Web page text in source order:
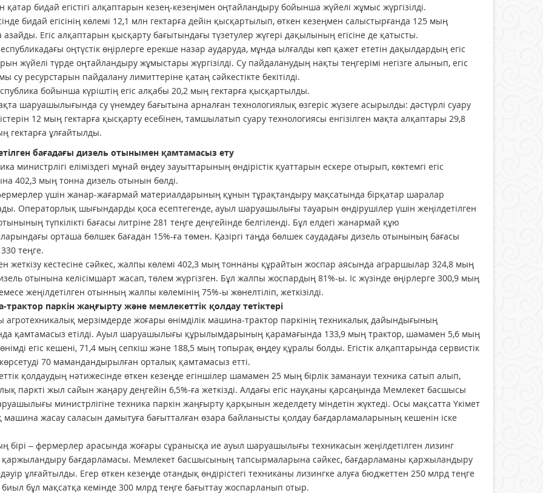
қатар бидай егістігі алқаптарын кезең-кезеңімен оңтайландыру бойынша жүйелі жұмыс жүргізілді.
бидай егісінің көлемі 12,1 млн гектарға дейін қысқартылып, өткен кезеңмен салыстырғанда 125 мың
азайды. Егіс алқаптарын қысқарту бағытындағы түзетулер жүгері дақылының егісіне де қатысты.
оңтүстік өңірлерге ерекше назар аударуда, мұнда ылғалды көп қажет ететін дақылдардың егіс
жүйелі түрде оңтайландыру жұмыстары жүргізілді. Су пайдаланудың нақты теңгерімі негізге алынып, егіс
су ресурстарын пайдалану лимиттеріне қатаң сәйкестікте бекітілді.
бойынша күріштің егіс алқабы 20,2 мың гектарға қысқартылды.
шаруашылығында су үнемдеу бағытына арналған технологиялық өзгеріс жүзеге асырылды: дәстүрлі суару
12 мың гектарға қысқарту есебінен, тамшылатып суару технологиясы енгізілген мақта алқаптары 29,8
гектарға ұлғайтылды.
бағадағы дизель отынымен қамтамасыз ету
министрлігі еліміздегі мұнай өңдеу зауыттарының өндірістік қуаттарын ескере отырып, көктемгі егіс
402,3 мың тонна дизель отынын бөлді.
үшін жанар-жағармай материалдарының құнын тұрақтандыру мақсатында бірқатар шаралар
Операторлық шығындарды қоса есептегенде, ауыл шаруашылығы тауарын өндірушілер үшін жеңілдетілген
түпкілікті бағасы литріне 281 теңге деңгейінде белгіленді. Бұл елдегі жанармай құю
орташа бөлшек бағадан 15%-ға төмен. Қазіргі таңда бөлшек саудадағы дизель отынының бағасы
теңге.
жеткізу кестесіне сәйкес, жалпы көлемі 402,3 мың тоннаны құрайтын жоспар аясында аграршылар 324,8 мың
отынына келісімшарт жасап, төлем жүргізген. Бұл жалпы жоспардың 81%-ы. Іс жүзінде өңірлерге 300,9 мың
жеңілдетілген отынның жалпы көлемінің 75%-ы жөнелтіліп, жеткізілді.
паркін жаңғырту және мемлекеттік қолдау тетіктері
агротехникалық мерзімдерде жоғары өнімділік машина-трактор паркінің техникалық дайындығының
қамтамасыз етілді. Ауыл шаруашылығы құрылымдарының қарамағында 133,9 мың трактор, шамамен 5,6 мың
егіс кешені, 71,4 мың сепкіш және 188,5 мың топырақ өңдеу құралы болды. Егістік алқаптарында сервистік
70 мамандандырылған орталық қамтамасыз етті.
қолдаудың нәтижесінде өткен кезеңде егіншілер шамамен 25 мың бірлік заманауи техника сатып алып,
паркті жыл сайын жаңару деңгейін 6,5%-ға жеткізді. Алдағы егіс науқаны қарсаңында Мемлекет басшысы
министрлігіне техника паркін жаңғырту қарқынын жеделдету міндетін жүктеді. Осы мақсатта Үкімет
машина жасау саласын дамытуға бағытталған өзара байланысты қолдау бағдарламаларының кешенін іске
бірі – фермерлер арасында жоғары сұранысқа ие ауыл шаруашылығы техникасын жеңілдетілген лизинг
бағдарламасы. Мемлекет басшысының тапсырмаларына сәйкес, бағдарламаны қаржыландыру
ұлғайтылды. Егер өткен кезеңде отандық өндірістегі техниканы лизингке алуға бюджеттен 250 млрд теңге
биыл бұл мақсатқа кемінде 300 млрд теңге бағыттау жоспарланып отыр.